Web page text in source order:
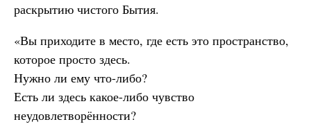
раскрытию чистого Бытия.
«Вы приходите в место, где есть это пространство,
которое просто здесь.
Нужно ли ему что-либо?
Есть ли здесь какое-либо чувство
неудовлетворённости?